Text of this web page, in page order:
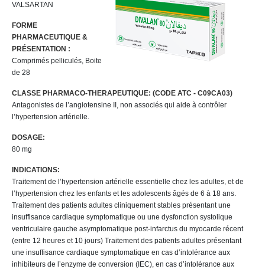
VALSARTAN
FORME
PHARMACEUTIQUE &
PRÉSENTATION :
Comprimés pelliculés, Boite
de 28
CLASSE PHARMACO-THERAPEUTIQUE: (CODE ATC - C09CA03)
Antagonistes de l’angiotensine II, non associés qui aide à contrôler
l’hypertension artérielle.
DOSAGE:
80 mg
INDICATIONS:
Traitement de l’hypertension artérielle essentielle chez les adultes, et de
l’hypertension chez les enfants et les adolescents âgés de 6 à 18 ans.
Traitement des patients adultes cliniquement stables présentant une
insuffisance cardiaque symptomatique ou une dysfonction systolique
ventriculaire gauche asymptomatique post-infarctus du myocarde récent
(entre 12 heures et 10 jours) Traitement des patients adultes présentant
une insuffisance cardiaque symptomatique en cas d’intolérance aux
inhibiteurs de l’enzyme de conversion (IEC), en cas d’intolérance aux